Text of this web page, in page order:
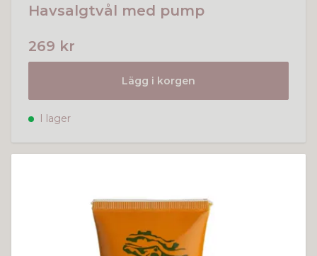
Havsalgtvål med pump
269 kr
Lägg i korgen
I lager